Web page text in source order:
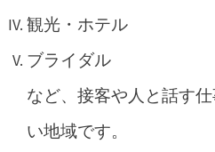
観光・ホテル
ブライダル
など、接客や人と話す
い地域です。